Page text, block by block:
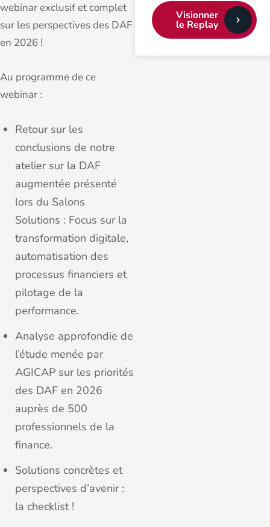
webinar exclusif et complet
sur les perspectives des DAF
en 2026 !
Au programme de ce
webinar :
Retour sur les
conclusions de notre
atelier sur la DAF
augmentée présenté
lors du Salons
Solutions : Focus sur la
transformation digitale,
automatisation des
processus financiers et
pilotage de la
performance.
Analyse approfondie de
l’étude menée par
AGICAP sur les priorités
des DAF en 2026
auprès de 500
professionnels de la
finance.
Solutions concrètes et
perspectives d’avenir :
la checklist !
Visionner
le Replay